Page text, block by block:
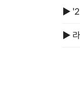
▶
▶